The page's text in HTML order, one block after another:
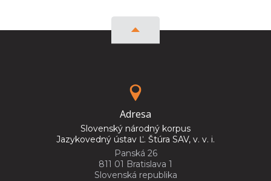
Adresa
Slovenský národný korpus
Jazykovedný ústav Ľ. Štúra SAV, v. v. i.
Panská 26
811 01 Bratislava 1
Slovenská republika